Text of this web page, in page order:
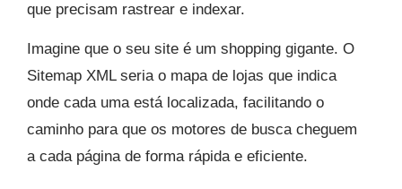
que precisam rastrear e indexar.
Imagine que o seu site é um shopping gigante. O
Sitemap XML seria o mapa de lojas que indica
onde cada uma está localizada, facilitando o
caminho para que os motores de busca cheguem
a cada página de forma rápida e eficiente.